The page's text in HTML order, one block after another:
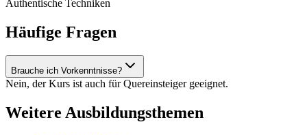
Authentische Techniken
Häufige Fragen
Brauche ich Vorkenntnisse?
Nein, der Kurs ist auch für Quereinsteiger geeignet.
Weitere Ausbildungsthemen